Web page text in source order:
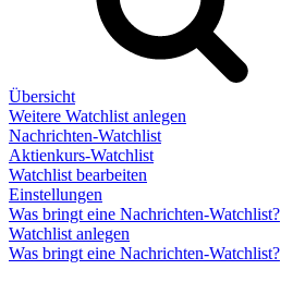
Übersicht
Weitere Watchlist anlegen
Nachrichten-Watchlist
Aktienkurs-Watchlist
Watchlist bearbeiten
Einstellungen
Was bringt eine Nachrichten-Watchlist?
Watchlist anlegen
Was bringt eine Nachrichten-Watchlist?